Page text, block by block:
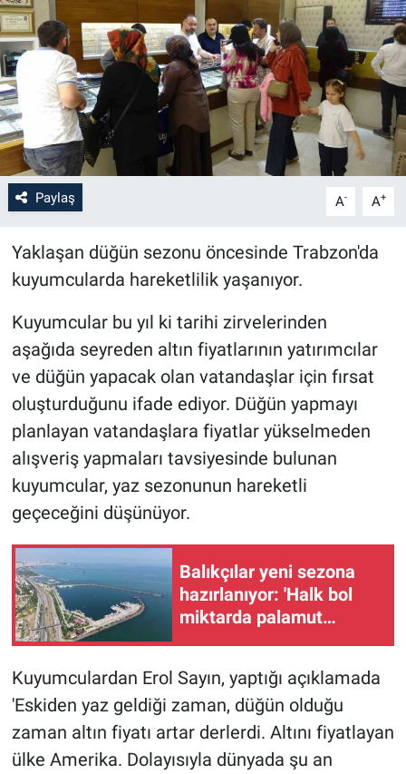
Paylaş A- A+
Yaklaşan düğün sezonu öncesinde Trabzon'da
kuyumcularda hareketlilik yaşanıyor.
Kuyumcular bu yıl ki tarihi zirvelerinden
aşağıda seyreden altın fiyatlarının yatırımcılar
ve düğün yapacak olan vatandaşlar için fırsat
oluşturduğunu ifade ediyor. Düğün yapmayı
planlayan vatandaşlara fiyatlar yükselmeden
alışveriş yapmaları tavsiyesinde bulunan
kuyumcular, yaz sezonunun hareketli
geçeceğini düşünüyor.
Balıkçılar yeni sezona
hazırlanıyor: 'Halk bol
miktarda palamut
Kuyumculardan Erol Sayın, yaptığı açıklamada
'Eskiden yaz geldiği zaman, düğün olduğu
zaman altın fiyatı artar derlerdi. Altını fiyatlayan
ülke Amerika. Dolayısıyla dünyada şu an